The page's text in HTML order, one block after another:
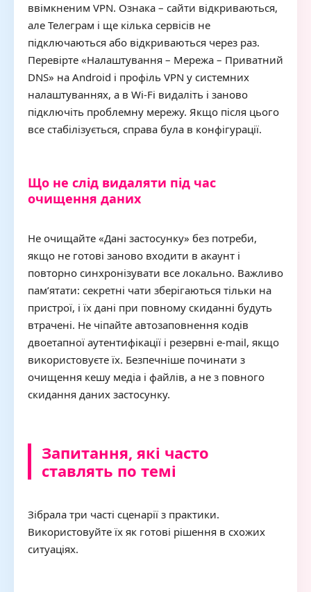
ввімкненим VPN. Ознака – сайти відкриваються,
але Телеграм і ще кілька сервісів не
підключаються або відкриваються через раз.
Перевірте «Налаштування – Мережа – Приватний
DNS» на Android і профіль VPN у системних
налаштуваннях, а в Wi-Fi видаліть і заново
підключіть проблемну мережу. Якщо після цього
все стабілізується, справа була в конфігурації.
Що не слід видаляти під час
очищення даних
Не очищайте «Дані застосунку» без потреби,
якщо не готові заново входити в акаунт і
повторно синхронізувати все локально. Важливо
пам’ятати: секретні чати зберігаються тільки на
пристрої, і їх дані при повному скиданні будуть
втрачені. Не чіпайте автозаповнення кодів
двоетапної аутентифікації і резервні e-mail, якщо
використовуєте їх. Безпечніше починати з
очищення кешу медіа і файлів, а не з повного
скидання даних застосунку.
Запитання, які часто
ставлять по темі
Зібрала три часті сценарії з практики.
Використовуйте їх як готові рішення в схожих
ситуаціях.